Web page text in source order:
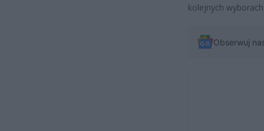
kolejnych
Obserwuj